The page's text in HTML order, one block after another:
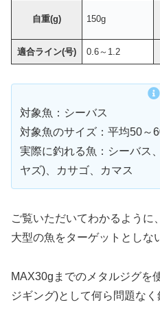
自重(g) 150g
適合ライン(号) 0.6～1.2
対象魚：シーバス
対象魚のサイズ：平均50
実際に釣れる魚：シーバス
ヤズ)、カサゴ、カマス
ご覧いただいてわかるように
大型の魚をターゲットとしな
MAX30gまでのメタルジグを
ジギング)として何ら問題なく